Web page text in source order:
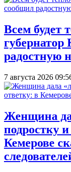
Всем будет
губернатор
радостную
7 августа 2026
Женщина
подростку
Кемерове